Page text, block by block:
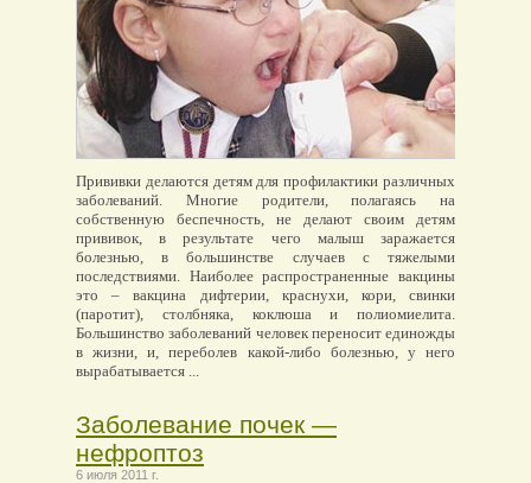
Прививки делаются детям для профилактики различных
заболеваний. Многие родители, полагаясь на
собственную беспечность, не делают своим детям
прививок, в результате чего малыш заражается
болезнью, в большинстве случаев с тяжелыми
последствиями. Наиболее распространенные вакцины
это – вакцина дифтерии, краснухи, кори, свинки
(паротит), столбняка, коклюша и полиомиелита.
Большинство заболеваний человек переносит единожды
в жизни, и, переболев какой-либо болезнью, у него
вырабатывается ...
Заболевание почек —
нефроптоз
6 июля 2011 г.